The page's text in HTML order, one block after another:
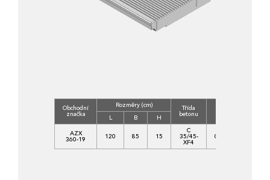
Obchodní
značka
Rozměry (cm) Třída
betonu
L B
H
AZX
360-19 120 85 15
C
35/45-
XF4
0,1427